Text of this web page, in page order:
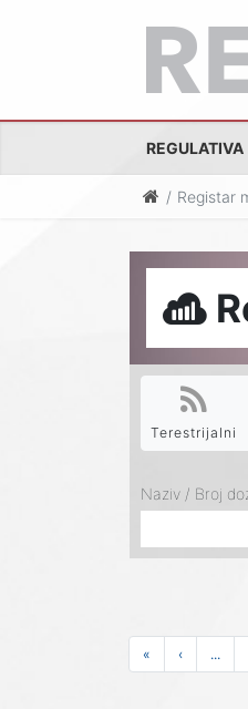
REGULATIVA
Registar
Terestrijalni
Naziv / Broj
« ‹ ...